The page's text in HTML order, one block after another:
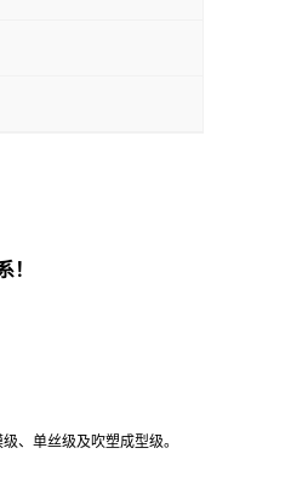
！
、单丝级及吹塑成型级。